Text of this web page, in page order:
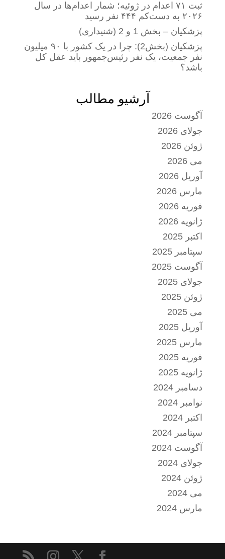
ثبت ۷۱ اعدام در ژوئیه؛ شمار اعدام‌ها در سال
۲۰۲۶ به دست‌کم ۴۴۴ نفر رسید
پزشکیان – بخش 1 و 2 (شنیداری)
پزشکیان (بخش2): چرا در یک کشور با ۹۰ میلیون
نفر جمعیت، یک نفر رئیس‌جمهور باید عقل کل
باشد؟
آرشیو مطالب
آگوست 2026
جولای 2026
ژوئن 2026
می 2026
آوریل 2026
مارس 2026
فوریه 2026
ژانویه 2026
اکتبر 2025
سپتامبر 2025
آگوست 2025
جولای 2025
ژوئن 2025
می 2025
آوریل 2025
مارس 2025
فوریه 2025
ژانویه 2025
دسامبر 2024
نوامبر 2024
اکتبر 2024
سپتامبر 2024
آگوست 2024
جولای 2024
ژوئن 2024
می 2024
مارس 2024